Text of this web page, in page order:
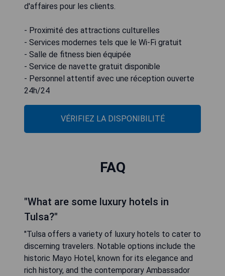
d'affaires pour les clients.
- Proximité des attractions culturelles
- Services modernes tels que le Wi-Fi gratuit
- Salle de fitness bien équipée
- Service de navette gratuit disponible
- Personnel attentif avec une réception ouverte
24h/24
VÉRIFIEZ LA DISPONIBILITÉ
FAQ
"What are some luxury hotels in
Tulsa?"
"Tulsa offers a variety of luxury hotels to cater to
discerning travelers. Notable options include the
historic Mayo Hotel, known for its elegance and
rich history, and the contemporary Ambassador